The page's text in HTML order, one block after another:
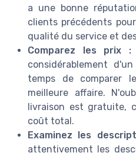
a une bonne
clients précédents
qualité du service et
Comparez les prix :
considérablement
temps de comparer
meilleure affaire.
livraison est gratuite,
coût total.
Examinez les
attentivement les